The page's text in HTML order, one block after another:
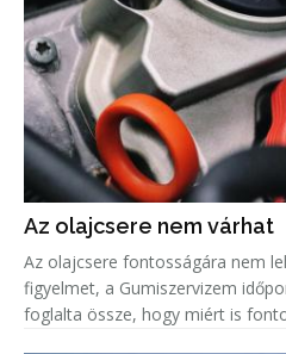
Az olajcsere nem várhat
Az olajcsere fontosságára nem
figyelmet, a Gumiszervizem
foglalta össze, hogy miért is